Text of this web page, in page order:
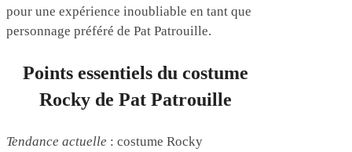
pour une expérience inoubliable en tant que
personnage préféré de Pat Patrouille.
Points essentiels du costume
Rocky de Pat Patrouille
Tendance actuelle : costume Rocky